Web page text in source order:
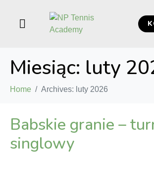
Miesiąc: luty
Home Archives: luty 2026
Babskie granie –
singlowy